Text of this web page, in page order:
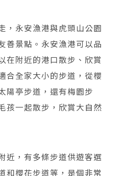
，永安漁港與虎頭山公園
善景點。永安漁港可以品
在附近的港口散步、欣賞
合全家大小的步道，從櫻
陽亭步道，還有梅園步
孩一起散步，欣賞大自然
近，有多條步道供遊客選
和櫻花步道等，是個非常